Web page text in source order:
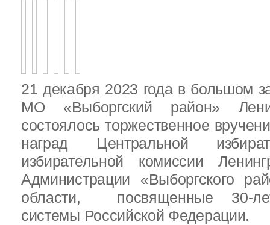
21 декабря 2023 года в большом
МО «Выборгский район»
состоялось торжественное
наград Центральной
избирательной комиссии
Администрации «Выборгского
области, посвященные 30-
системы Российской Федерации.